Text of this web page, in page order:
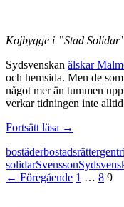
Kojbygge i ”Stad
Sydsvenskan älskar
och hemsida. Men de
något mer än tummen
verkar tidningen inte
Fortsätt läsa Älskar
verkligen
Malmö?
→
bostäderbostadsrätter
solidarSvensson
Inläggsnavigering
← Föregående 1 … 8 9